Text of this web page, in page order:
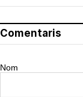
Comentaris
Nom